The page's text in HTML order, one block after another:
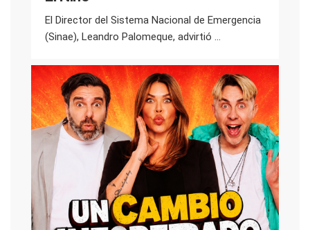
El Director del Sistema Nacional de Emergencia
(Sinae), Leandro Palomeque, advirtió ...